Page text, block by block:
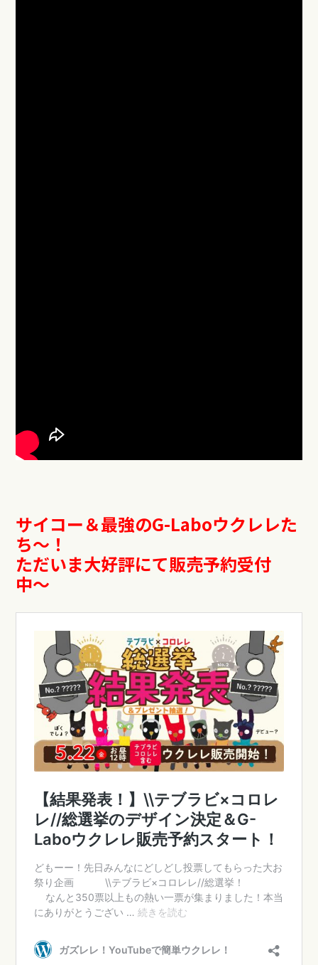
サイコー＆最強のG-Laboウクレレた
ち〜！
ただいま大好評にて販売予約受付
中〜